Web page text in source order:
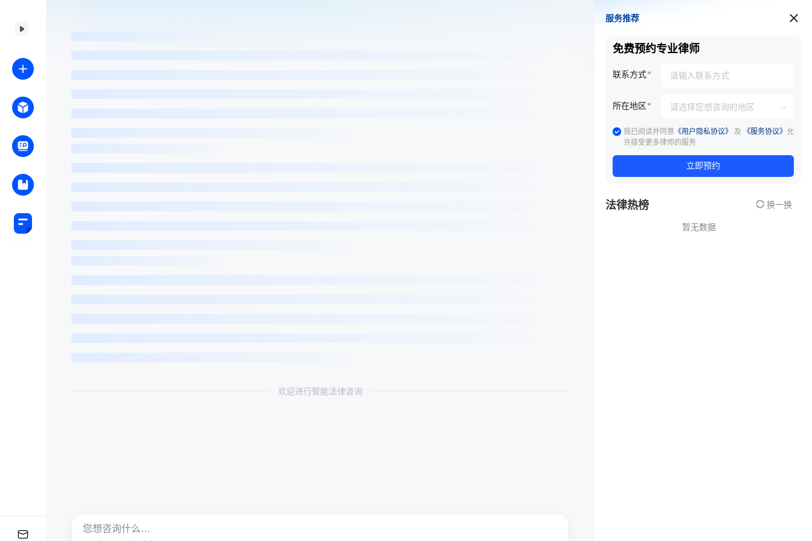
欢迎进行智能法律咨询
服务推荐
服务推荐
免费预约专业律师
联系方式
所在地区
我已阅读并同意 《用户隐私协议》 及 《服务协议》 允
许接受更多律师的服务
立即预约
法律热榜 换一换
暂无数据